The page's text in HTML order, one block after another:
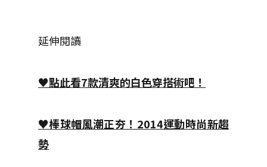
延伸閱讀
♥點此看7款清爽的白色穿搭術吧！
♥棒球帽風潮正夯！2014運動時尚新趨
勢